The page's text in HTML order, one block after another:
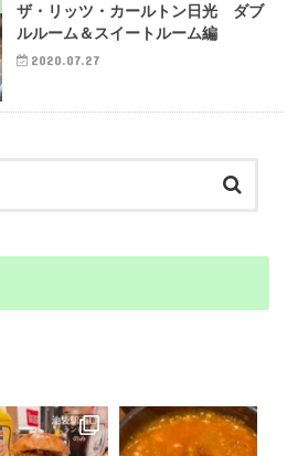
ザ・リッツ・カールトン日光 ダブ
ルルーム＆スイートルーム編
2020.07.27